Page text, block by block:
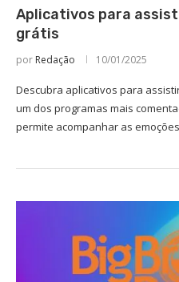
Aplicativos para
grátis
por Redação 10/01/2025
Descubra aplicativos para
um dos programas mais
permite acompanhar as